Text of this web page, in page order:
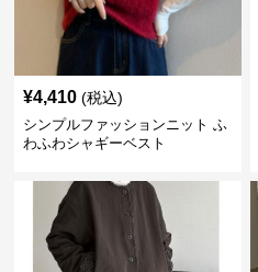
¥4,410 (税込)
シンプルファッションニット ふ
わふわシャギーベスト